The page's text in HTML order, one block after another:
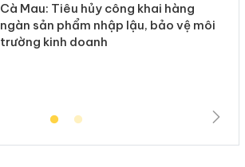
Cà Mau: Tiêu hủy công khai hàng
ngàn sản phẩm nhập lậu, bảo vệ môi
trường kinh doanh